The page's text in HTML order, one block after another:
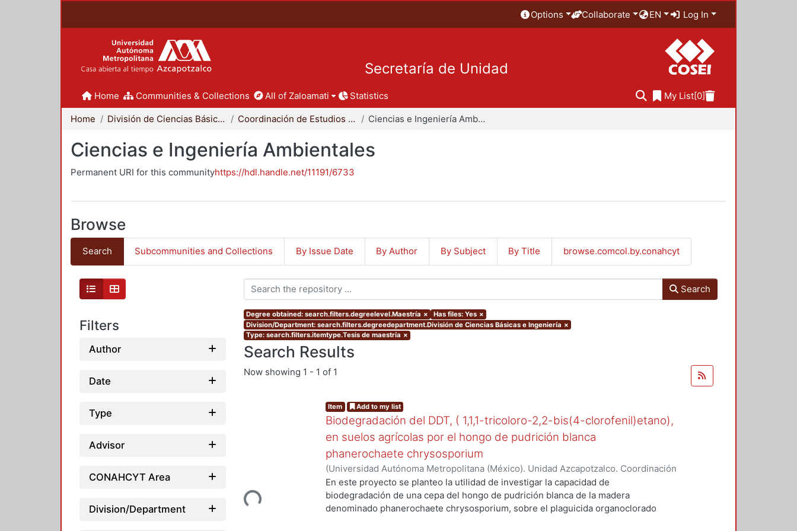
Options Collaborate EN Log In
Secretaría de Unidad
Home Communities & Collections All of Zaloamati Statistics My List[0]
Home División de Ciencias Básicas e Ingeniería Coordinación de Estudios de Posgrado - CBI Ciencias e Ingeniería Ambientales
Ciencias e Ingeniería Ambientales
Permanent URI for this communityhttps://hdl.handle.net/11191/6733
Browse
Search Subcommunities and Collections By Issue Date By Author By Subject By Title browse.comcol.by.conahcyt
Filters
Author
Date
Type
Advisor
CONAHCYT Area
Division/Department
Search
Degree obtained: search.filters.degreelevel.Maestría × Has files: Yes ×
Division/Department: search.filters.degreedepartment.División de Ciencias Básicas e Ingeniería ×
Type: search.filters.itemtype.Tesis de maestría ×
Search Results
Now showing 1 - 1 of 1
Loading...
Item Add to my list
Biodegradación del DDT, ( 1,1,1-tricoloro-2,2-bis(4-clorofenil)etano),
en suelos agrícolas por el hongo de pudrición blanca
phanerochaete chrysosporium
(Universidad Autónoma Metropolitana (México). Unidad Azcapotzalco. Coordinación
de Servicios de Información. ,2003-06 )Cruz Colín, María del Rocío
En este proyecto se planteo la utilidad de investigar la capacidad de
biodegradación de una cepa del hongo de pudrición blanca de la madera
denominado phanerochaete chrysosporium, sobre el plaguicida organoclorado